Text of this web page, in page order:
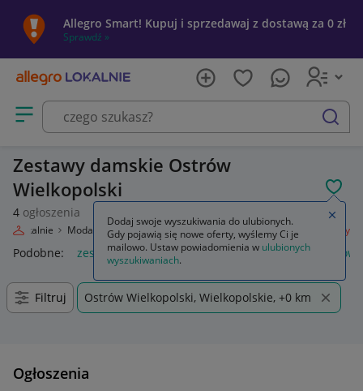
Allegro Smart! Kupuj i sprzedawaj z dostawą za 0 zł
Sprawdź »
Otwórz menu z kategoriami
szukaj
Zestawy damskie Ostrów
Wielkopolski
4 ogłoszenia
Lokalnie Moda Odzież, Obuwie, Dodatki Odzież damska Zestawy
Podobne: zestaw narzędzi rituals zestaw meble
Filtruj Ostrów Wielkopolski, Wielkopolskie, +0 km
Ogłoszenia
Dodaj swoje wyszukiwania do ulubionych.
Gdy pojawią się nowe oferty, wyślemy Ci je
mailowo. Ustaw powiadomienia w ulubionych
wyszukiwaniach.